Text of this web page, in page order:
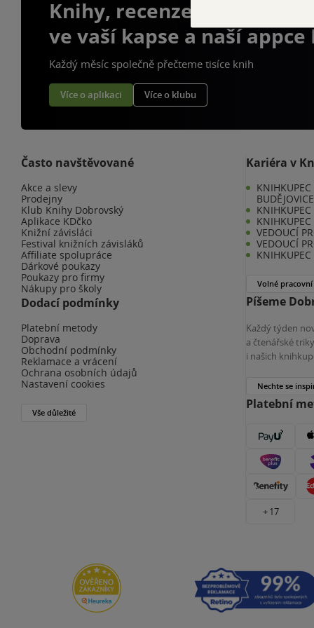
Knihy, recenze a klubové
ve vaší kapse a naší appce
Každý měsíc společně přečteme tisíce knih
Více o aplikaci Více o klubu
Často navštěvované
Akce a slevy
Prodejny
Klub Knihy Dobrovský
Aplikace KDčko
Knižní závisláci
Festival knižních závisláků
Affiliate spolupráce
Dárkové poukazy
Poukazy pro firmy
Nákupy pro školy
Dodací podmínky
Platební metody
Doprava
Obchodní podmínky
Reklamace a vrácení
Ochrana osobních údajů
Nastavení cookies
Vše důležité
Kariéra v
KNIHKUPEC
BUDĚJOVICE
KNIHKUPEC
VEDOUCÍ
VEDOUCÍ
Volné pracovní
Píšeme
Každý týden
a čtenářské
i našich
Nechte se
Platební
+ 17